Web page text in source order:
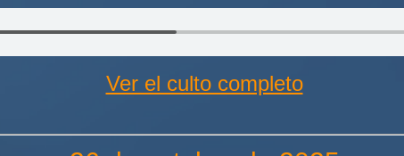
Ver el culto completo